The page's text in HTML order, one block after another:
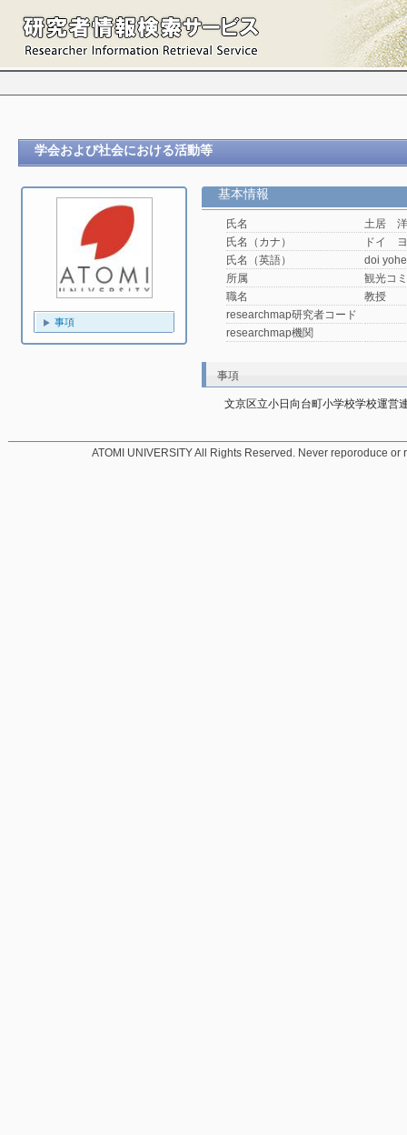
学会および社会における活動等
事項
基本情報
氏名
土居
氏名（カナ）
ドイ
氏名（英語）
doi
所属
観光コ
職名
教授
researchmap研究者コード
researchmap機関
事項
文京区立小日向台町小学校学校運営